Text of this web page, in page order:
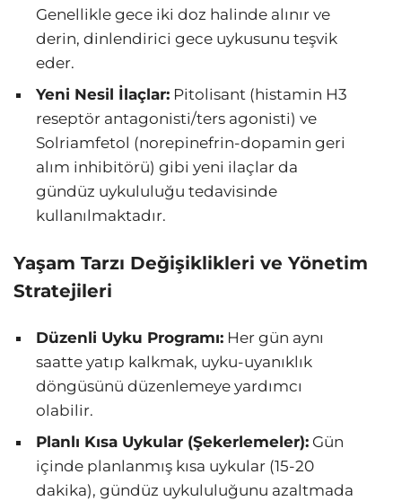
Genellikle gece iki doz halinde alınır ve
derin, dinlendirici gece uykusunu teşvik
eder.
Yeni Nesil İlaçlar: Pitolisant (histamin H3
reseptör antagonisti/ters agonisti) ve
Solriamfetol (norepinefrin-dopamin geri
alım inhibitörü) gibi yeni ilaçlar da
gündüz uykululuğu tedavisinde
kullanılmaktadır.
Yaşam Tarzı Değişiklikleri ve Yönetim
Stratejileri
Düzenli Uyku Programı: Her gün aynı
saatte yatıp kalkmak, uyku-uyanıklık
döngüsünü düzenlemeye yardımcı
olabilir.
Planlı Kısa Uykular (Şekerlemeler): Gün
içinde planlanmış kısa uykular (15-20
dakika), gündüz uykululuğunu azaltmada